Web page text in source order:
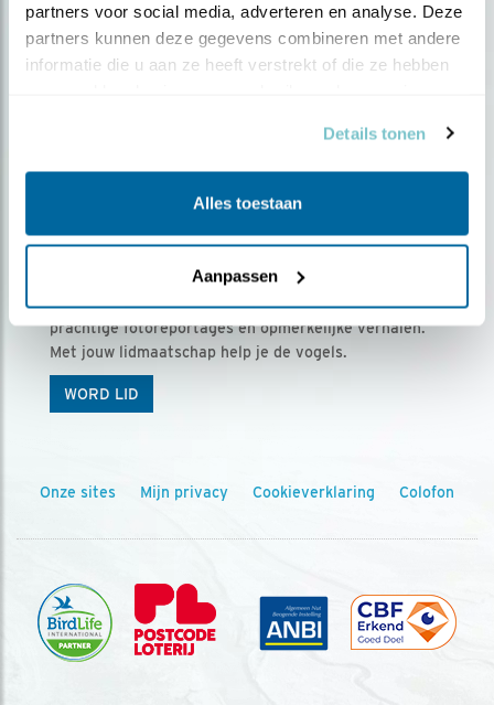
partners voor social media, adverteren en analyse. Deze
partners kunnen deze gegevens combineren met andere
informatie die u aan ze heeft verstrekt of die ze hebben
Details tonen
Alles toestaan
Aanpassen
Ontvang 5 x Vogels voor € 36,00 per jaar
Vogels is het tijdschrift voor onze leden, met
prachtige fotoreportages en opmerkelijke verhalen.
Met jouw lidmaatschap help je de vogels.
WORD LID
Onze sites Mijn privacy Cookieverklaring Colofon